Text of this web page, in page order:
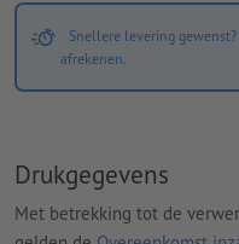
Snellere levering
afrekenen.
Drukgegevens
Met betrekking tot de